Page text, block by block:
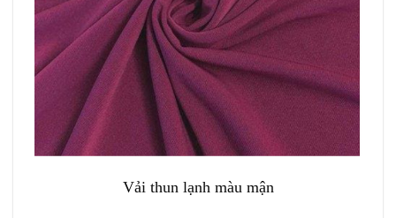
Vải thun lạnh màu mận